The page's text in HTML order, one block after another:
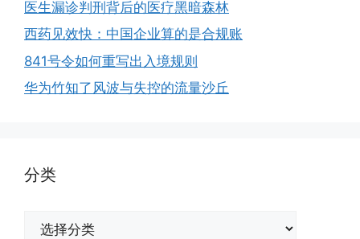
医生漏诊判刑背后的医疗黑暗森林
西药见效快：中国企业算的是合规账
841号令如何重写出入境规则
华为竹知了风波与失控的流量沙丘
分类